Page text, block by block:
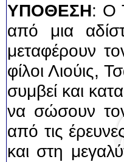
ΥΠΟΘΕΣΗ: Ο
από μια
μεταφέρουν
φίλοι Λιούις,
συμβεί και
να σώσουν
από τις
και στη